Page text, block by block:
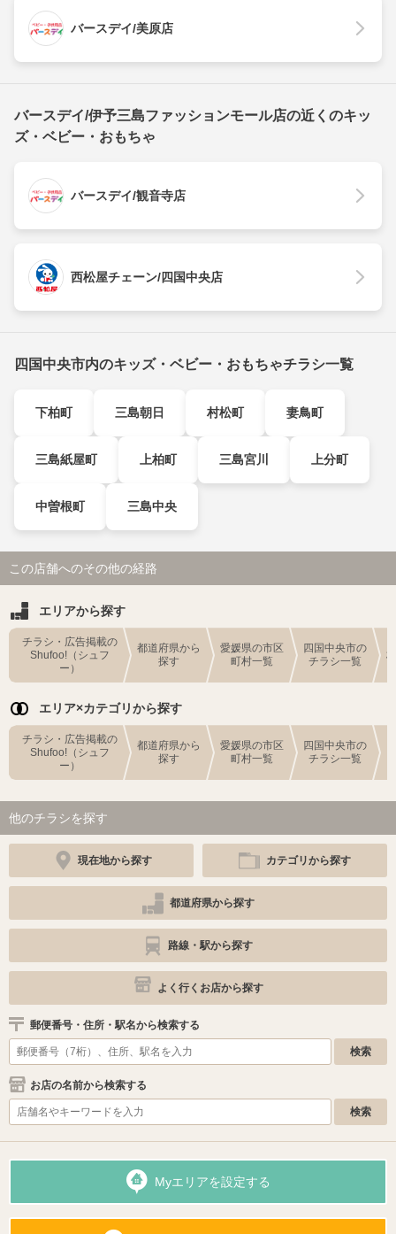
バースデイ/美原店
バースデイ/伊予三島ファッションモール店の近くのキッ
ズ・ベビー・おもちゃ
バースデイ/観音寺店
西松屋チェーン/四国中央店
四国中央市内のキッズ・ベビー・おもちゃチラシ一覧
下柏町 三島朝日 村松町 妻鳥町
三島紙屋町 上柏町 三島宮川 上分町
中曽根町 三島中央
この店舗へのその他の経路
エリアから探す
チラシ・広告掲載の
Shufoo!（シュフ
ー）
都道府県から
探す
愛媛県の市区
町村一覧
四国中央市の
チラシ一覧
エリア×カテゴリから探す
チラシ・広告掲載の
Shufoo!（シュフ
ー）
都道府県から
探す
愛媛県の市区
町村一覧
四国中央市の
チラシ一覧
他のチラシを探す
現在地から探す カテゴリから探す
都道府県から探す
路線・駅から探す
よく行くお店から探す
郵便番号・住所・駅名から検索する
お店の名前から検索する
Myエリアを設定する